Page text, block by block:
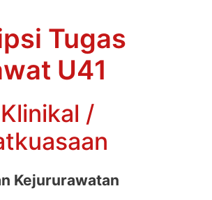
Tugas
U41
/
Kejururawatan